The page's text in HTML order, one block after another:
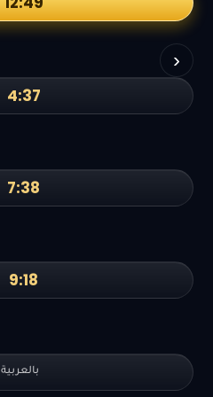
›
4:37
7:38
9:18
بالعربية